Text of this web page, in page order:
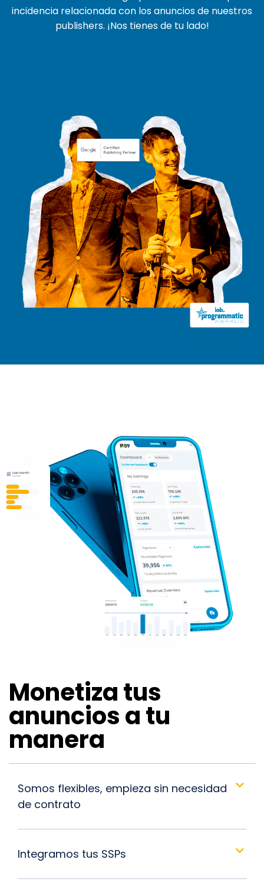
incidencia relacionada con los anuncios de nuestros
publishers. ¡Nos tienes de tu lado!
Monetiza tus
anuncios a tu
manera
Somos flexibles, empieza sin necesidad
de contrato
Integramos tus SSPs